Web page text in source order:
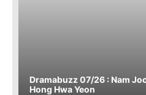
Dramabuzz 07/26 : Nam
Hong Hwa Yeon